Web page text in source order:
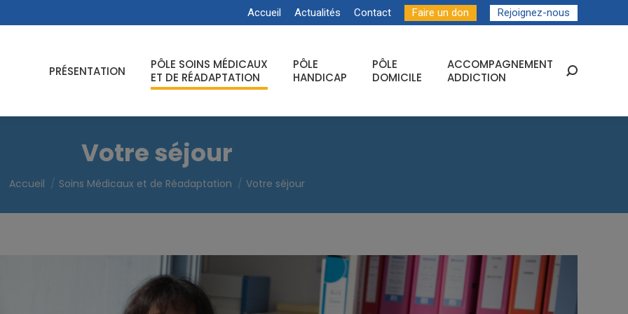
Accueil Actualités Contact Faire un don Rejoignez-nous
PRÉSENTATION
PÔLE SOINS MÉDICAUX
ET DE RÉADAPTATION
PÔLE
HANDICAP
PÔLE
DOMICILE
ACCOMPAGNEMENT
ADDICTION
Recherche
Votre séjour
Vous êtes ici :
Accueil Soins Médicaux et de Réadaptation Votre séjour